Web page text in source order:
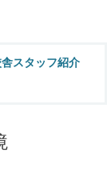
スタッフ紹介